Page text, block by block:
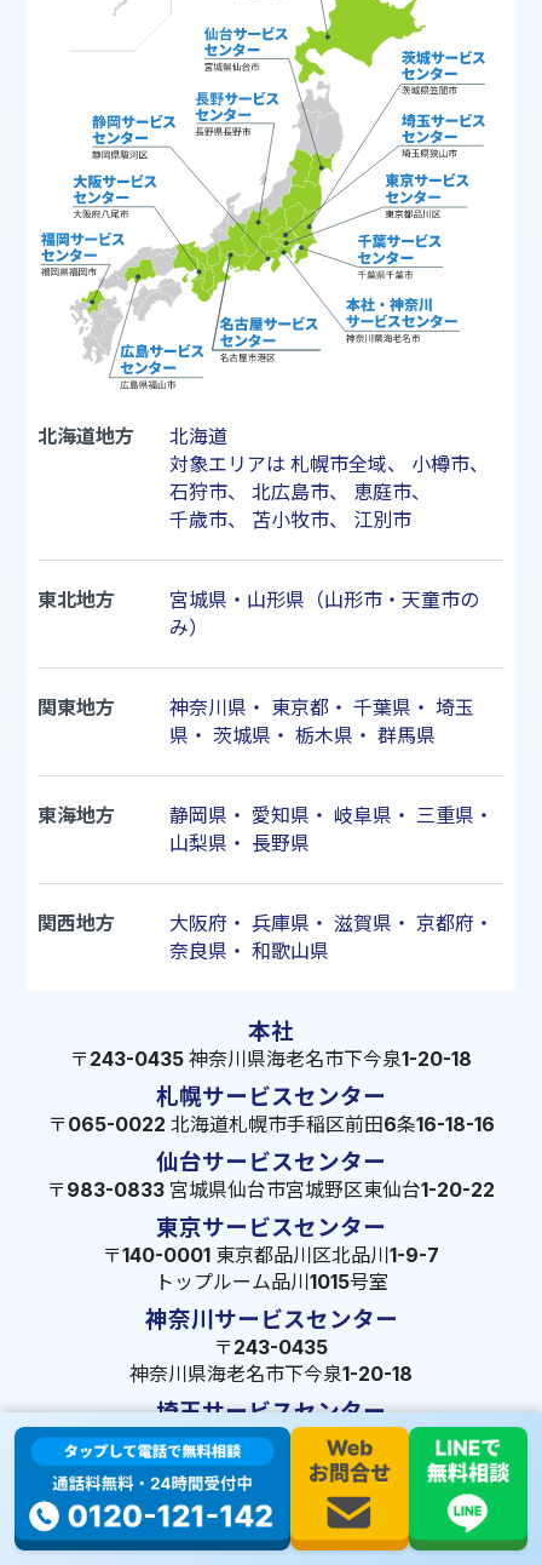
北海道地方
北海道
対象エリアは 札幌市全域、 小樽市、
石狩市、 北広島市、 恵庭市、
千歳市、 苫小牧市、 江別市
東北地方
宮城県・山形県（山形市・天童市の
み）
関東地方 神奈川県 ・ 東京都・ 千葉県 ・ 埼玉
県 ・ 茨城県 ・ 栃木県 ・ 群馬県
東海地方 静岡県 ・ 愛知県 ・ 岐阜県 ・ 三重県 ・
山梨県 ・ 長野県
関西地方 大阪府 ・ 兵庫県 ・ 滋賀県 ・ 京都府 ・
奈良県 ・ 和歌山県
本社
〒243-0435 神奈川県海老名市下今泉1-20-18
札幌サービスセンター
〒065-0022 北海道札幌市手稲区前田6条16-18-16
仙台サービスセンター
〒983-0833 宮城県仙台市宮城野区東仙台1-20-22
東京サービスセンター
〒140-0001 東京都品川区北品川1-9-7
トップルーム品川1015号室
神奈川サービスセンター
〒243-0435
神奈川県海老名市下今泉1-20-18
埼玉サービスセンター
〒350-1334 埼玉県狭山市狭山49-39
千葉サービスセンター
〒264-0016
千葉県千葉市若葉区大宮町1288-7